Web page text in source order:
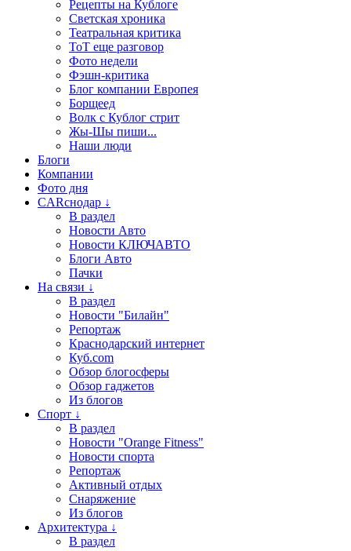
Рецепты на Кублоге
Светская хроника
Театральная критика
ТоТ еще разговор
Фото недели
Фэшн-критика
Блог компании Европея
Борщеед
Волк с Кублог стрит
Жы-Шы пиши...
Наши люди
Блоги
Компании
Фото дня
CARснодар ↓
В раздел
Новости Авто
Новости КЛЮЧАВТО
Блоги Авто
Пачки
На связи ↓
В раздел
Новости "Билайн"
Репортаж
Краснодарский интернет
Куб.com
Обзор блогосферы
Обзор гаджетов
Из блогов
Спорт ↓
В раздел
Новости "Orange Fitness"
Новости спорта
Репортаж
Активный отдых
Снаряжение
Из блогов
Архитектура ↓
В раздел